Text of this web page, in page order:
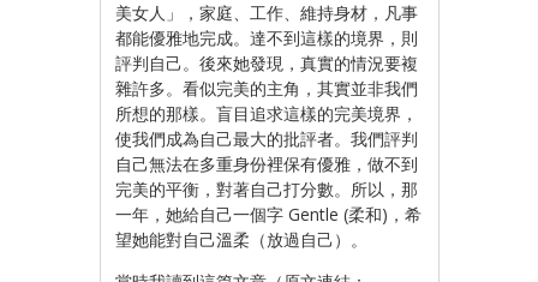
美女人」，家庭、工作、維持身材，凡事
都能優雅地完成。達不到這樣的境界，則
評判自己。後來她發現，真實的情況要複
雜許多。看似完美的主角，其實並非我們
所想的那樣。盲目追求這樣的完美境界，
使我們成為自己最大的批評者。我們評判
自己無法在多重身份裡保有優雅，做不到
完美的平衡，對著自己打分數。所以，那
一年，她給自己一個字 Gentle (柔和)，希
望她能對自己溫柔（放過自己）。